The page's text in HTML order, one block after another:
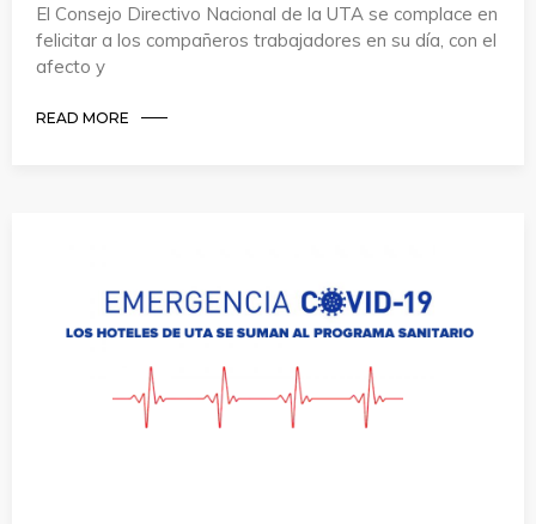
El Consejo Directivo Nacional de la UTA se complace en
felicitar a los compañeros trabajadores en su día, con el
afecto y
READ MORE